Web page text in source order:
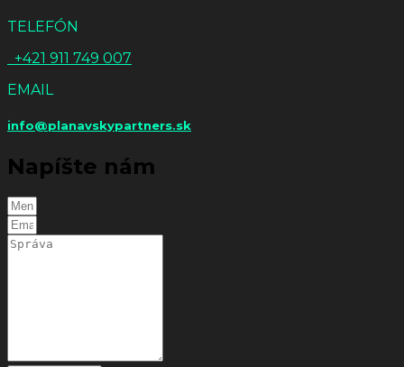
TELEFÓN
+421 911 749 007
EMAIL
info@planavskypartners.sk
Napíšte nám